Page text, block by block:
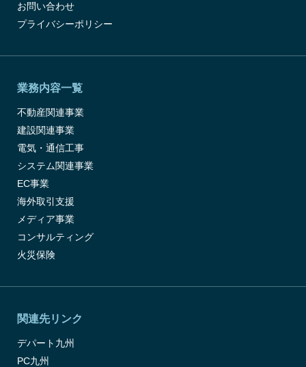
お問い合わせ
プライバシーポリシー
業務内容一覧
不動産関連事業
建設関連事業
電気・通信工事
システム関連事業
EC事業
海外取引支援
メディア事業
コンサルティング
火災保険
関連先リンク
デパート九州
PC九州